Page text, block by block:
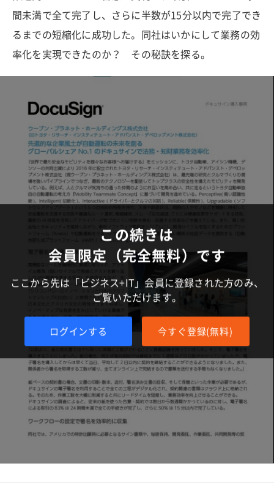
間未満で全て完了し、さらに半数が15分以内で完了でき
るまでの短縮化に成功した。同社はいかにして業務の効
率化を実現できたのか？ その秘訣を探る。
この続きは
会員限定（完全無料）です
ここから先は「ビジネス+IT」会員に登録された方のみ、
ご覧いただけます。
ログインする 今すぐ登録(無料)